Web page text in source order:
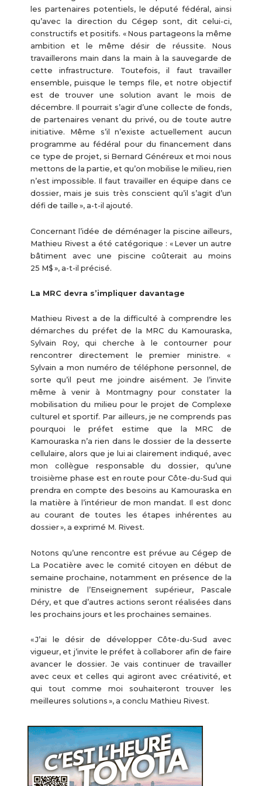
les partenaires potentiels, le député fédéral, ainsi
qu’avec la direction du Cégep sont, dit celui-ci,
constructifs et positifs. « Nous partageons la même
ambition et le même désir de réussite. Nous
travaillerons main dans la main à la sauvegarde de
cette infrastructure. Toutefois, il faut travailler
ensemble, puisque le temps file, et notre objectif
est de trouver une solution avant le mois de
décembre. Il pourrait s’agir d’une collecte de fonds,
de partenaires venant du privé, ou de toute autre
initiative. Même s’il n’existe actuellement aucun
programme au fédéral pour du financement dans
ce type de projet, si Bernard Généreux et moi nous
mettons de la partie, et qu’on mobilise le milieu, rien
n’est impossible. Il faut travailler en équipe dans ce
dossier, mais je suis très conscient qu’il s’agit d’un
défi de taille », a-t-il ajouté.
Concernant l’idée de déménager la piscine ailleurs,
Mathieu Rivest a été catégorique : « Lever un autre
bâtiment avec une piscine coûterait au moins
25 M$ », a-t-il précisé.
La MRC devra s’impliquer davantage
Mathieu Rivest a de la difficulté à comprendre les
démarches du préfet de la MRC du Kamouraska,
Sylvain Roy, qui cherche à le contourner pour
rencontrer directement le premier ministre. «
Sylvain a mon numéro de téléphone personnel, de
sorte qu’il peut me joindre aisément. Je l’invite
même à venir à Montmagny pour constater la
mobilisation du milieu pour le projet de Complexe
culturel et sportif. Par ailleurs, je ne comprends pas
pourquoi le préfet estime que la MRC de
Kamouraska n’a rien dans le dossier de la desserte
cellulaire, alors que je lui ai clairement indiqué, avec
mon collègue responsable du dossier, qu’une
troisième phase est en route pour Côte-du-Sud qui
prendra en compte des besoins au Kamouraska en
la matière à l’intérieur de mon mandat. Il est donc
au courant de toutes les étapes inhérentes au
dossier », a exprimé M. Rivest.
Notons qu’une rencontre est prévue au Cégep de
La Pocatière avec le comité citoyen en début de
semaine prochaine, notamment en présence de la
ministre de l’Enseignement supérieur, Pascale
Déry, et que d’autres actions seront réalisées dans
les prochains jours et les prochaines semaines.
« J’ai le désir de développer Côte-du-Sud avec
vigueur, et j’invite le préfet à collaborer afin de faire
avancer le dossier. Je vais continuer de travailler
avec ceux et celles qui agiront avec créativité, et
qui tout comme moi souhaiteront trouver les
meilleures solutions », a conclu Mathieu Rivest.